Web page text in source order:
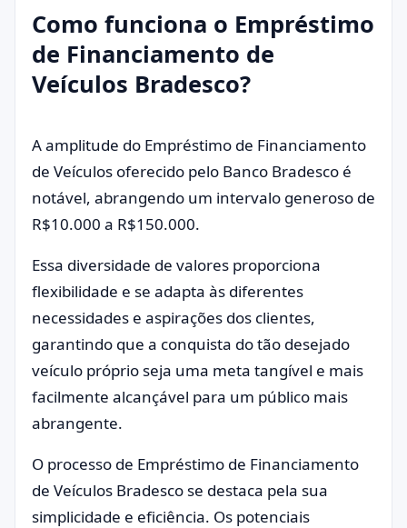
Como funciona o Empréstimo
de Financiamento de
Veículos Bradesco?
A amplitude do Empréstimo de Financiamento
de Veículos oferecido pelo Banco Bradesco é
notável, abrangendo um intervalo generoso de
R$10.000 a R$150.000.
Essa diversidade de valores proporciona
flexibilidade e se adapta às diferentes
necessidades e aspirações dos clientes,
garantindo que a conquista do tão desejado
veículo próprio seja uma meta tangível e mais
facilmente alcançável para um público mais
abrangente.
O processo de Empréstimo de Financiamento
de Veículos Bradesco se destaca pela sua
simplicidade e eficiência. Os potenciais